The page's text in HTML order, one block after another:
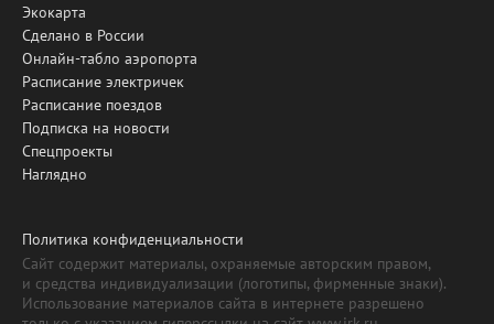
Экокарта
Сделано в России
Онлайн-табло аэропорта
Расписание электричек
Расписание поездов
Подписка на новости
Спецпроекты
Наглядно
Политика конфиденциальности
Сайт содержит материалы, охраняемые авторским правом,
и средства индивидуализации (логотипы, фирменные знаки).
Использование материалов сайта в интернете разрешено